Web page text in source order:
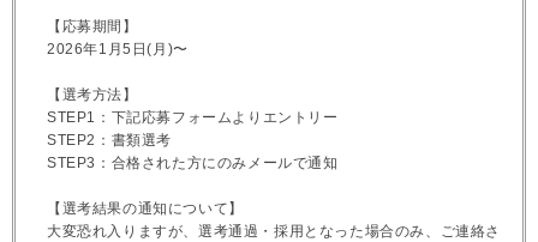
【応募期間】
2026年1月5日(月)〜
【選考方法】
STEP1：下記応募フォームよりエントリー
STEP2：書類選考
STEP3：合格された方にのみメールで通知
【選考結果の通知について】
大変恐れ入りますが、選考通過・採用となった場合のみ、ご連絡さ